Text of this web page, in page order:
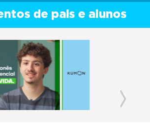
de pais e alunos
(FAQ)